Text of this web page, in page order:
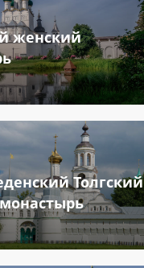
женский
Толгский